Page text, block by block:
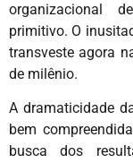
organizacional
primitivo. O
transveste agora
de milênio.
A dramaticidade
bem
busca dos